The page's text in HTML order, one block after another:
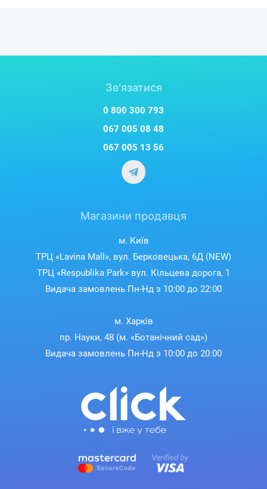
Зв'язатися
0 800 300 793
067 005 08 48
067 005 13 56
Магазини продавця
м. Київ
ТРЦ «Lavina Mall», вул. Берковецька, 6Д (NEW)
ТРЦ «Respublika Park» вул. Кільцева дорога, 1
Видача замовлень Пн-Нд з 10:00 до 22:00
м. Харків
пр. Науки, 48 (м. «Ботанічний сад»)
Видача замовлень Пн-Нд з 10:00 до 20:00